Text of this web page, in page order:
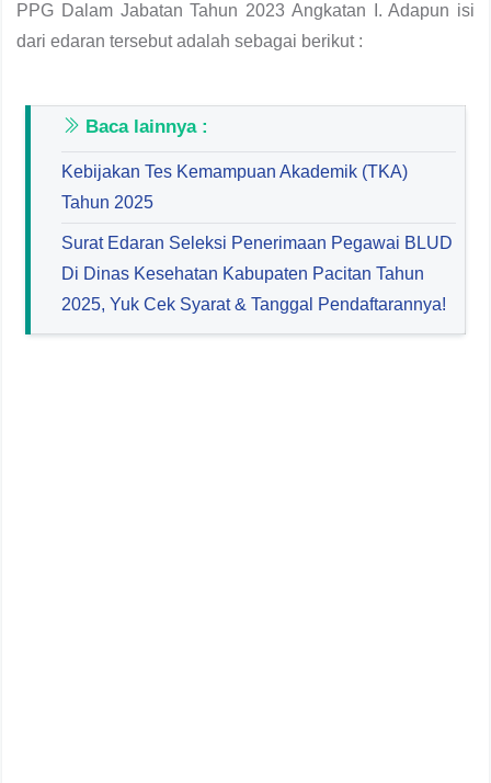
PPG Dalam Jabatan Tahun 2023 Angkatan I. Adapun isi
dari edaran tersebut adalah sebagai berikut :
Baca lainnya :
Kebijakan Tes Kemampuan Akademik (TKA)
Tahun 2025
Surat Edaran Seleksi Penerimaan Pegawai BLUD
Di Dinas Kesehatan Kabupaten Pacitan Tahun
2025, Yuk Cek Syarat & Tanggal Pendaftarannya!